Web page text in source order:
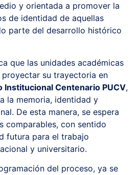
y orientada a promover la
de identidad de aquellas
parte del desarrollo histórico
que las unidades académicas
su trayectoria en
Institucional Centenario PUCV,
la memoria, identidad y
De esta manera, se espera
comparables, con sentido
futura para el trabajo
y universitario.
del proceso, ya se